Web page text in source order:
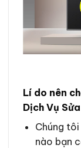
Lí do nên
Dịch Vụ
Chúng
nào bạn